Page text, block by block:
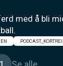
med å bli